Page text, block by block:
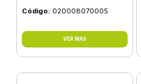
Código: 020008070005
VER MÁS